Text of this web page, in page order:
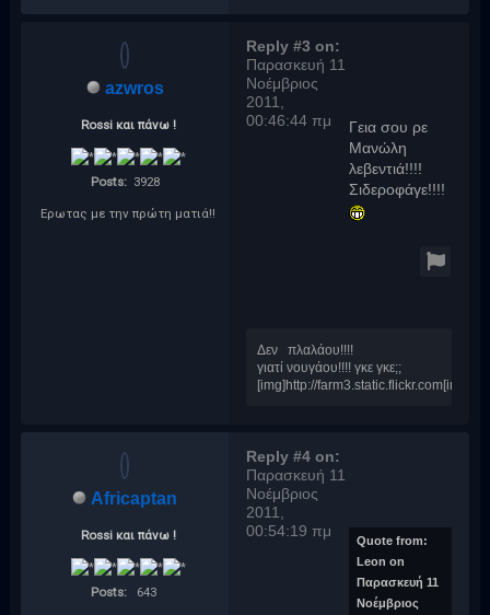
azwros
Rossi και πάνω !
Posts: 3928
Ερωτας με την πρώτη ματιά!!
Reply #3 on:
Παρασκευή 11
Νοέμβριος
2011,
00:46:44 πμ
Γεια σου ρε
Μανώλη
λεβεντιά!!!!
Σιδεροφάγε!!!!
Δεν πλαλάου!!!!
γιατί νουγάου!!!! γκε γκε;;
[img]http://farm3.static.flickr.com[img]
Africaptan
Rossi και πάνω !
Posts: 643
Reply #4 on:
Παρασκευή 11
Νοέμβριος
2011,
00:54:19 πμ
Quote from:
Leon on
Παρασκευή 11
Νοέμβριος